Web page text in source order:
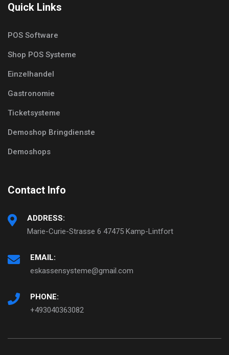
Quick Links
POS Software
Shop POS Systeme
Einzelhandel
Gastronomie
Ticketsysteme
Demoshop Bringdienste
Demoshops
Contact Info
ADDRESS:
Marie-Curie-Strasse 6 47475 Kamp-Lintfort
EMAIL:
eskassensysteme@gmail.com
PHONE:
+493040363082